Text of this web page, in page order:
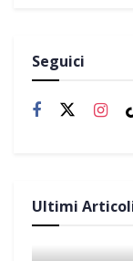
Seguici
Ultimi